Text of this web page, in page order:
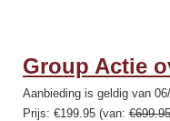
Group Actie
Aanbieding is geldig van
Prijs: €199.95 (van: €699.95